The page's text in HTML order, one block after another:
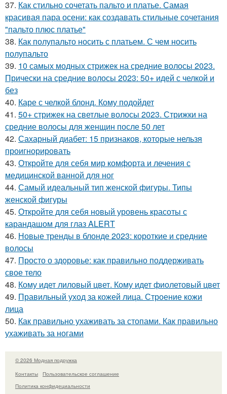
37. Как стильно сочетать пальто и платье. Самая
красивая пара осени: как создавать стильные сочетания
"пальто плюс платье"
38. Как полупальто носить с платьем. С чем носить
полупальто
39. 10 самых модных стрижек на средние волосы 2023.
Прически на средние волосы 2023: 50+ идей с челкой и
без
40. Каре с челкой блонд. Кому подойдет
41. 50+ стрижек на светлые волосы 2023. Стрижки на
средние волосы для женщин после 50 лет
42. Сахарный диабет: 15 признаков, которые нельзя
проигнорировать
43. Откройте для себя мир комфорта и лечения с
медицинской ванной для ног
44. Самый идеальный тип женской фигуры. Типы
женской фигуры
45. Откройте для себя новый уровень красоты с
карандашом для глаз ALERT
46. Новые тренды в блонде 2023: короткие и средние
волосы
47. Просто о здоровье: как правильно поддерживать
свое тело
48. Кому идет лиловый цвет. Кому идет фиолетовый цвет
49. Правильный уход за кожей лица. Строение кожи
лица
50. Как правильно ухаживать за стопами. Как правильно
ухаживать за ногами
© 2026 Модная подружка
Контакты
Пользовательское соглашение
Политика конфидециальности